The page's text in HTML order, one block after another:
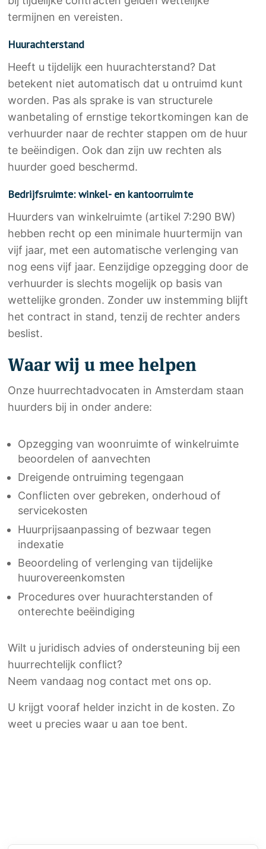
termijnen en vereisten.
Huurachterstand
Heeft u tijdelijk een huurachterstand? Dat
betekent niet automatisch dat u ontruimd kunt
worden. Pas als sprake is van structurele
wanbetaling of ernstige tekortkomingen kan de
verhuurder naar de rechter stappen om de huur
te beëindigen. Ook dan zijn uw rechten als
huurder goed beschermd.
Bedrijfsruimte: winkel- en kantoorruimte
Huurders van winkelruimte (artikel 7:290 BW)
hebben recht op een minimale huurtermijn van
vijf jaar, met een automatische verlenging van
nog eens vijf jaar. Eenzijdige opzegging door de
verhuurder is slechts mogelijk op basis van
wettelijke gronden. Zonder uw instemming blijft
het contract in stand, tenzij de rechter anders
beslist.
Waar wij u mee helpen
Onze huurrechtadvocaten in Amsterdam staan
huurders bij in onder andere:
Opzegging van woonruimte of winkelruimte
beoordelen of aanvechten
Dreigende ontruiming tegengaan
Conflicten over gebreken, onderhoud of
servicekosten
Huurprijsaanpassing of bezwaar tegen
indexatie
Beoordeling of verlenging van tijdelijke
huurovereenkomsten
Procedures over huurachterstanden of
onterechte beëindiging
Wilt u juridisch advies of ondersteuning bij een
huurrechtelijk conflict?
Neem vandaag nog contact met ons op.
U krijgt vooraf helder inzicht in de kosten. Zo
weet u precies waar u aan toe bent.